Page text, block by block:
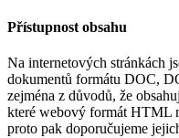
Přístupnost obsahu
Na internetových stránkách
dokumentů formátu DOC,
zejména z důvodů, že
které webový formát HTML
proto pak doporučujeme